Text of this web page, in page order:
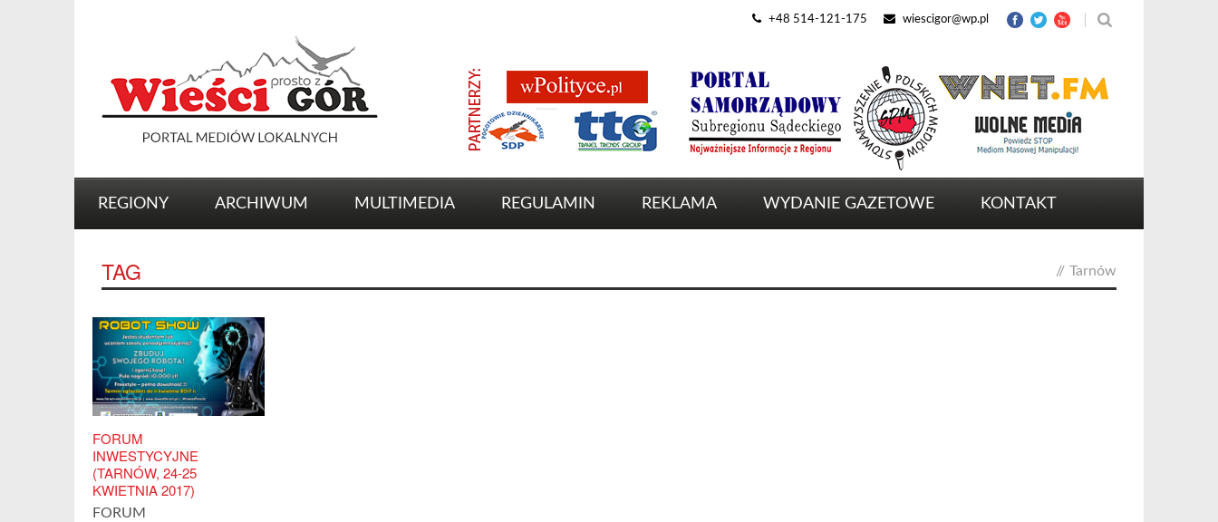
+48 514-121-175 wiescigor@wp.pl
REGIONY ARCHIWUM MULTIMEDIA REGULAMIN REKLAMA WYDANIE GAZETOWE KONTAKT
TAG // Tarnów
FORUM
INWESTYCYJNE
(TARNÓW, 24-25
KWIETNIA 2017)
FORUM